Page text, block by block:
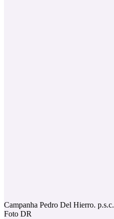
Campanha Pedro Del Hierro.
Foto DR